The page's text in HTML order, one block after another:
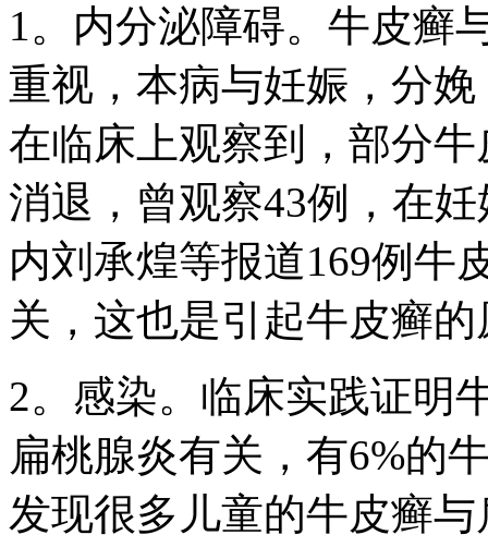
1。内分泌障碍。牛皮癣
重视，本病与妊娠，分
在临床上观察到，部分
消退，曾观察43例，在
内刘承煌等报道169例牛
关，这也是引起牛皮癣
2。感染。临床实践证明
扁桃腺炎有关，有6%的
发现很多儿童的牛皮癣